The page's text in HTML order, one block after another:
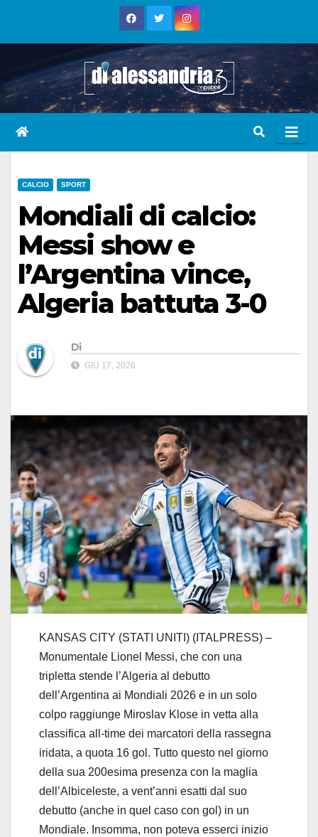
CALCIO SPORT
Mondiali di calcio:
Messi show e
l’Argentina vince,
Algeria battuta 3-0
Di
GIU 17, 2026
KANSAS CITY (STATI UNITI) (ITALPRESS) –
Monumentale Lionel Messi, che con una
tripletta stende l’Algeria al debutto
dell’Argentina ai Mondiali 2026 e in un solo
colpo raggiunge Miroslav Klose in vetta alla
classifica all-time dei marcatori della rassegna
iridata, a quota 16 gol. Tutto questo nel giorno
della sua 200esima presenza con la maglia
dell’Albiceleste, a vent’anni esatti dal suo
debutto (anche in quel caso con gol) in un
Mondiale. Insomma, non poteva esserci inizio